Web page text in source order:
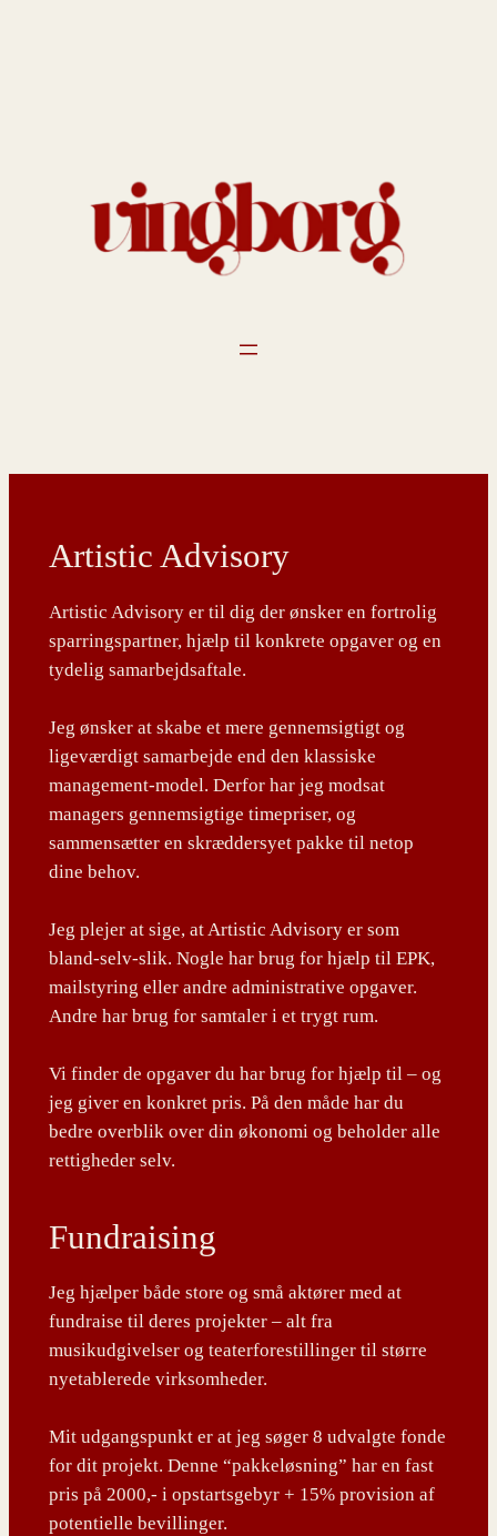
Artistic Advisory
Artistic Advisory er til dig der ønsker en fortrolig
sparringspartner, hjælp til konkrete opgaver og en
tydelig samarbejdsaftale.
Jeg ønsker at skabe et mere gennemsigtigt og
ligeværdigt samarbejde end den klassiske
management-model. Derfor har jeg modsat
managers gennemsigtige timepriser, og
sammensætter en skræddersyet pakke til netop
dine behov.
Jeg plejer at sige, at Artistic Advisory er som
bland-selv-slik. Nogle har brug for hjælp til EPK,
mailstyring eller andre administrative opgaver.
Andre har brug for samtaler i et trygt rum.
Vi finder de opgaver du har brug for hjælp til – og
jeg giver en konkret pris. På den måde har du
bedre overblik over din økonomi og beholder alle
rettigheder selv.
Fundraising
Jeg hjælper både store og små aktører med at
fundraise til deres projekter – alt fra
musikudgivelser og teaterforestillinger til større
nyetablerede virksomheder.
Mit udgangspunkt er at jeg søger 8 udvalgte fonde
for dit projekt. Denne “pakkeløsning” har en fast
pris på 2000,- i opstartsgebyr + 15% provision af
potentielle bevillinger.